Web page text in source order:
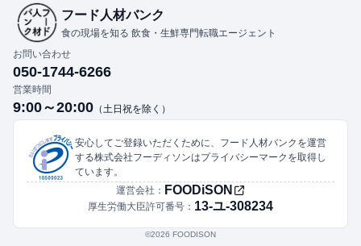
フード人材バンク
食の現場を知る 飲食・生鮮専門転職エージェント
お問い合わせ
050-1744-6266
営業時間
9:00～20:00 （土日祝を除く）
安心してご登録いただくために、フード人材バンクを運営
する株式会社フーディソンはプライバシーマークを取得し
ています。
運営会社： FOODiSON
厚生労働大臣許可番号： 13-ユ-308234
©︎2026 FOODISON